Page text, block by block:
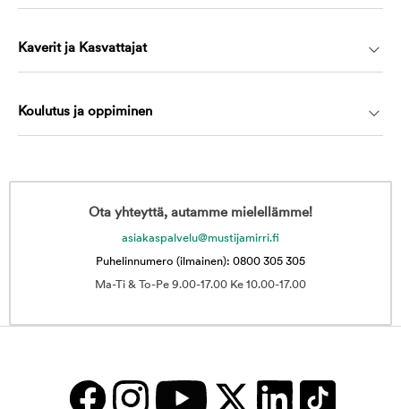
Kaverit ja Kasvattajat
Koulutus ja oppiminen
Ota yhteyttä, autamme mielellämme!
asiakaspalvelu@mustijamirri.fi
Puhelinnumero (ilmainen): 0800 305 305
Ma-Ti & To-Pe 9.00-17.00 Ke 10.00-17.00